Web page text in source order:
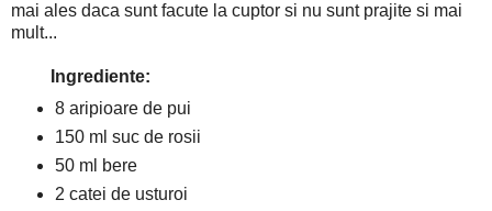
mai ales daca sunt facute la cuptor si nu sunt prajite si mai
mult...
Ingrediente:
8 aripioare de pui
150 ml suc de rosii
50 ml bere
2 catei de usturoi